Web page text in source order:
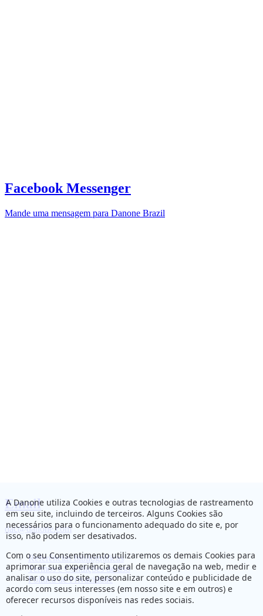
Facebook Messenger
Mande uma mensagem para Danone Brazil
Email
dac@danone.com
Referências bibliográficas
Termos e Condições de uso
Política de Privacidade
A Danone utiliza Cookies e outras tecnologias de rastreamento
em seu site, incluindo de terceiros. Alguns Cookies são
necessários para o funcionamento adequado do site e, por
isso, não podem ser desativados.
Com o seu Consentimento utilizaremos os demais Cookies para
aprimorar sua experiência geral de navegação na web, medir e
analisar o uso do site, personalizar conteúdo e publicidade de
acordo com seus interesses (em nosso site e em outros) e
oferecer recursos disponíveis nas redes sociais.